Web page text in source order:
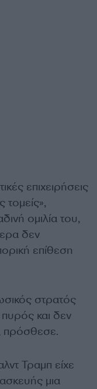
επιχειρήσεις
τομείς»,
ομιλία του,
δεν
επίθεση
στρατός
και δεν
πρόσθεσε.
Τραμπ είχε
μια